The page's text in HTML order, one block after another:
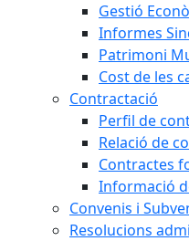
Gestió
Informes
Patrimoni
Cost de les
Contractació
Perfil de
Relació de
Contractes
Informació
Convenis i
Resolucions